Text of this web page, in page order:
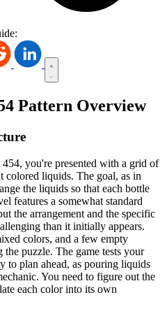
Pattern Overview
you're presented with a grid of
colored liquids. The goal, as in
the liquids so that each bottle
features a somewhat standard
the arrangement and the specific
than it initially appears.
colors, and a few empty
puzzle. The game tests your
to plan ahead, as pouring liquids
You need to figure out the
each color into its own